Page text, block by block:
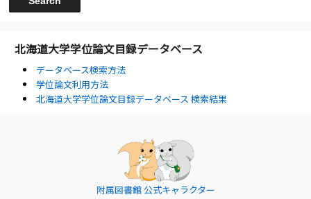
北海道大学学位論文目録データベース
データベース検索方法
学位論文利用方法
北海道大学学位論文目録データベース 検索結果
附属図書館 公式キャラクター